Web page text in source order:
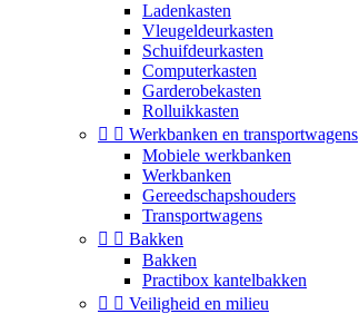
Ladenkasten
Vleugeldeurkasten
Schuifdeurkasten
Computerkasten
Garderobekasten
Rolluikkasten
  Werkbanken en transportwagens
Mobiele werkbanken
Werkbanken
Gereedschapshouders
Transportwagens
  Bakken
Bakken
Practibox kantelbakken
  Veiligheid en milieu